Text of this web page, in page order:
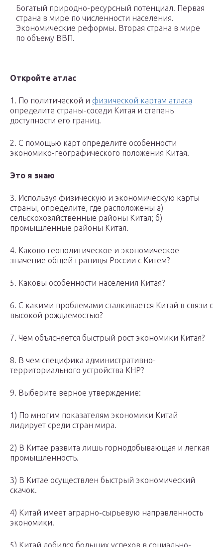
Богатый природно-ресурсный потенциал. Первая
страна в мире по численности населения.
Экономические реформы. Вторая страна в мире
по объему ВВП.
Откройте атлас
1. По политической и физической картам атласа
определите страны-соседи Китая и степень
доступности его границ.
2. С помощью карт определите особенности
экономико-географического положения Китая.
Это я знаю
3. Используя физическую и экономическую карты
страны, определите, где расположены а)
сельскохозяйственные районы Китая; б)
промышленные районы Китая.
4. Каково геополитическое и экономическое
значение общей границы России с Китем?
5. Каковы особенности населения Китая?
6. С какими проблемами сталкивается Китай в связи с
высокой рождаемостью?
7. Чем объясняется быстрый рост экономики Китая?
8. В чем специфика административно-
территориального устройства КНР?
9. Выберите верное утверждение:
1) По многим показателям экономики Китай
лидирует среди стран мира.
2) В Китае развита лишь горнодобывающая и легкая
промышленность.
3) В Китае осуществлен быстрый экономический
скачок.
4) Китай имеет аграрно-сырьевую направленность
экономики.
5) Китай добился больших успехов в социально-